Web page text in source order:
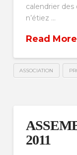
calendrier des
n’étiez …
Read More
ASSOCIATION
2011